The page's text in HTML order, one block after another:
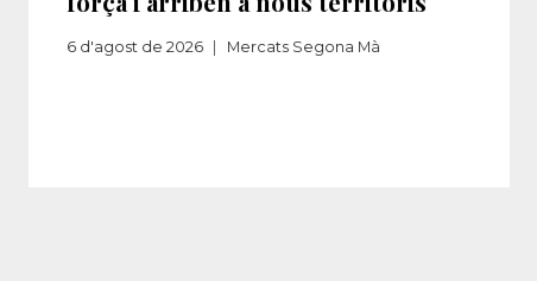
6 d'agost de 2026 Mercats Segona Mà